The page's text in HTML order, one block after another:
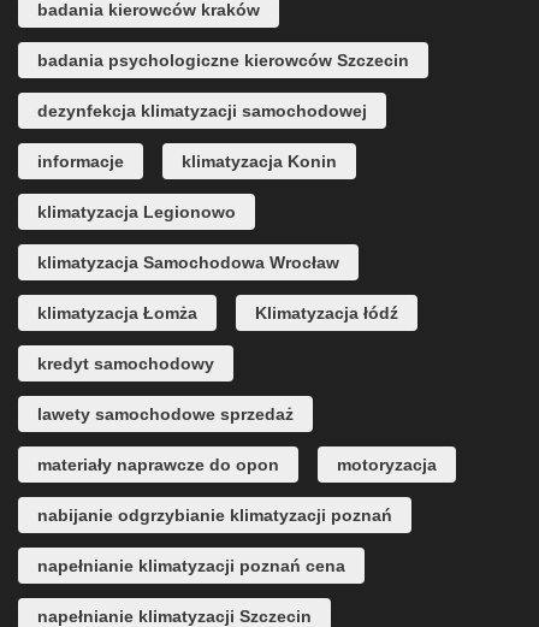
badania kierowców kraków
badania psychologiczne kierowców Szczecin
dezynfekcja klimatyzacji samochodowej
informacje klimatyzacja Konin
klimatyzacja Legionowo
klimatyzacja Samochodowa Wrocław
klimatyzacja Łomża Klimatyzacja łódź
kredyt samochodowy
lawety samochodowe sprzedaż
materiały naprawcze do opon motoryzacja
nabijanie odgrzybianie klimatyzacji poznań
napełnianie klimatyzacji poznań cena
napełnianie klimatyzacji Szczecin